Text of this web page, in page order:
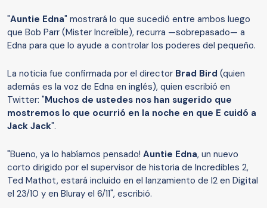
"Auntie Edna" mostrará lo que sucedió entre ambos luego
que Bob Parr (Mister Increíble), recurra —sobrepasado— a
Edna para que lo ayude a controlar los poderes del pequeño.
La noticia fue confirmada por el director Brad Bird (quien
además es la voz de Edna en inglés), quien escribió en
Twitter: "Muchos de ustedes nos han sugerido que
mostremos lo que ocurrió en la noche en que E cuidó a
Jack Jack".
"Bueno, ya lo habíamos pensado! Auntie Edna, un nuevo
corto dirigido por el supervisor de historia de Incredibles 2,
Ted Mathot, estará incluido en el lanzamiento de I2 en Digital
el 23/10 y en Bluray el 6/11", escribió.